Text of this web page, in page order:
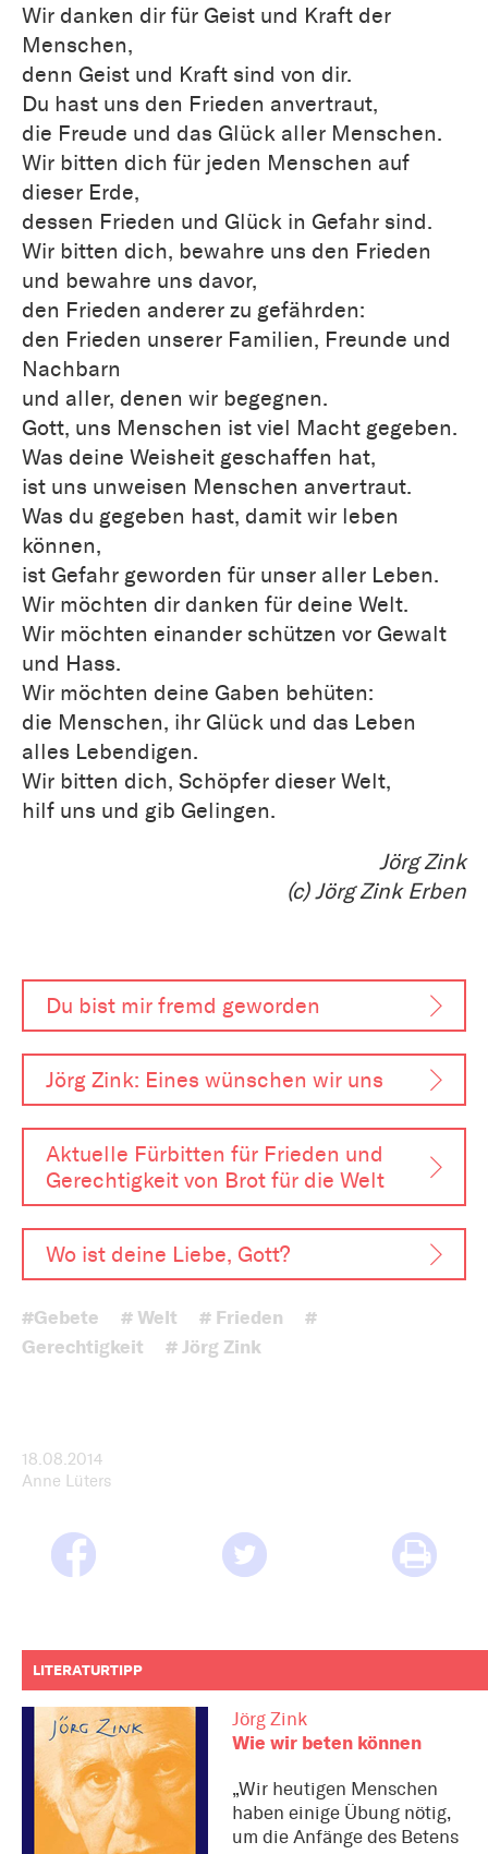
Wir danken dir für Geist und Kraft der
Menschen,
denn Geist und Kraft sind von dir.
Du hast uns den Frieden anvertraut,
die Freude und das Glück aller Menschen.
Wir bitten dich für jeden Menschen auf
dieser Erde,
dessen Frieden und Glück in Gefahr sind.
Wir bitten dich, bewahre uns den Frieden
und bewahre uns davor,
den Frieden anderer zu gefährden:
den Frieden unserer Familien, Freunde und
Nachbarn
und aller, denen wir begegnen.
Gott, uns Menschen ist viel Macht gegeben.
Was deine Weisheit geschaffen hat,
ist uns unweisen Menschen anvertraut.
Was du gegeben hast, damit wir leben
können,
ist Gefahr geworden für unser aller Leben.
Wir möchten dir danken für deine Welt.
Wir möchten einander schützen vor Gewalt
und Hass.
Wir möchten deine Gaben behüten:
die Menschen, ihr Glück und das Leben
alles Lebendigen.
Wir bitten dich, Schöpfer dieser Welt,
hilf uns und gib Gelingen.
Jörg Zink
(c) Jörg Zink Erben
Du bist mir fremd geworden
Jörg Zink: Eines wünschen wir uns
Aktuelle Fürbitten für Frieden und
Gerechtigkeit von Brot für die Welt
Wo ist deine Liebe, Gott?
#Gebete # Welt # Frieden
#
Gerechtigkeit
# Jörg Zink
18.08.2014
Anne Lüters
LITERATURTIPP
Jörg Zink
Wie wir beten können
„Wir heutigen Menschen
haben einige Übung nötig,
um die Anfänge des Betens